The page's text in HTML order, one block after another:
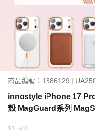
商品編號：1386129 |
innostyle iPhone 17
殼 MagGuard系列
$1,580